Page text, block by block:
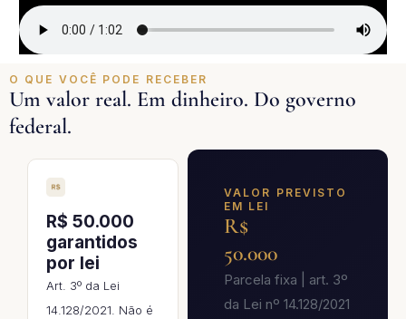
O QUE VOCÊ PODE RECEBER
Um valor real. Em dinheiro. Do governo
federal.
R$ 50.000
garantidos
por lei
Art. 3º da Lei
14.128/2021. Não é
VALOR PREVISTO
EM LEI
R$
50.000
Parcela fixa | art. 3º
da Lei nº 14.128/2021